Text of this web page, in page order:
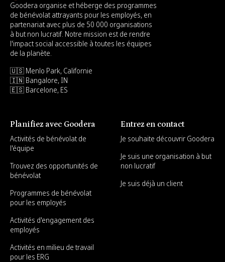
Goodera organise et héberge des programmes
de bénévolat attrayants pour les employés, en
partenariat avec plus de 50 000 organisations
à but non lucratif. Notre mission est de rendre
l'impact social accessible à toutes les équipes
de la planète.
🇺🇸 Menlo Park, Californie
🇮🇳 Bangalore, IN
🇪🇸 Barcelone, ES
Planifiez avec Goodera
Activités de bénévolat de
l'équipe
Trouvez des opportunités de
bénévolat
Programmes de bénévolat
pour les employés
Activités d'engagement des
employés
Activités en milieu de travail
pour les ERG
Entrez en contact
Je souhaite découvrir Goodera
Je suis une organisation à but
non lucratif
Je suis déjà un client